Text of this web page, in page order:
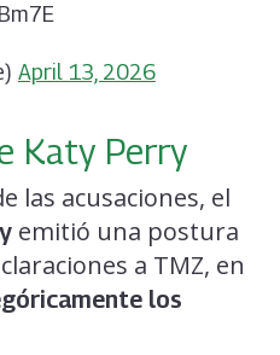
April 13, 2026
Katy Perry
las acusaciones, el
emitió una postura
a TMZ, en
los